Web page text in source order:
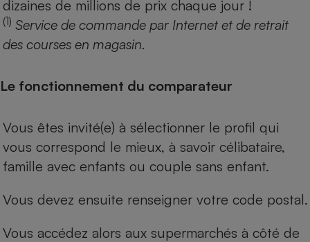
dizaines de millions de prix chaque jour !
(1) Service de commande par Internet et de retrait
des courses en magasin.
Le fonctionnement du comparateur
Vous êtes invité(e) à sélectionner le profil qui
vous correspond le mieux, à savoir célibataire,
famille avec enfants ou couple sans enfant.
Vous devez ensuite renseigner votre code postal.
Vous accédez alors aux supermarchés à côté de